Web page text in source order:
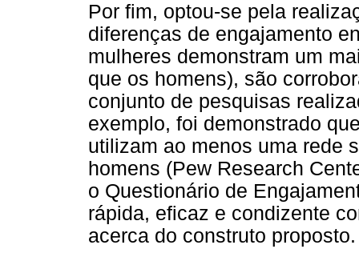
Por fim, optou-se pela
diferenças de engajamento
mulheres demonstram um
que os homens), são
conjunto de pesquisas
exemplo, foi demonstrado
utilizam ao menos uma rede
homens (Pew Research
o Questionário de
rápida, eficaz e condizente
acerca do construto proposto.